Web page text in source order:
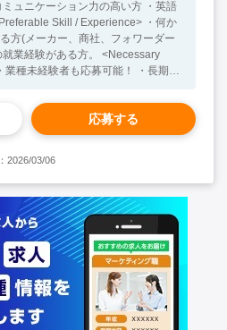
ュニケーション力の高い方 ・英語
方(メーカー、商社、フォワーダー
がある方。 <Necessary
種未経験者も応募可能！ ・長期で
ョン力の高い方 ・英語力：日常会話
商社、フォワーダー等） ・インド
応募する
2026/03/06